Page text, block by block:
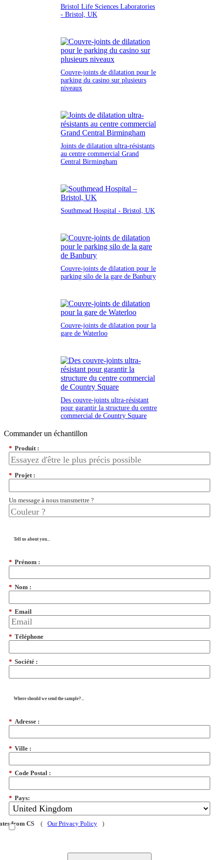
Bristol Life Sciences Laboratories
- Bristol, UK
Couvre-joints de dilatation pour le
parking du casino sur plusieurs
niveaux
Joints de dilatation ultra-résistants
au centre commercial Grand
Central Birmingham
Southmead Hospital - Bristol, UK
Couvre-joints de dilatation pour le
parking silo de la gare de Banbury
Couvre-joints de dilatation pour la
gare de Waterloo
Des couvre-joints ultra-résistant
pour garantir la structure du centre
commercial de Country Square
Commander un échantillon
* Produit :
* Projet :
Un message à nous transmettre ?
Tell us about you...
* Prénom :
* Nom :
* Email
* Téléphone
* Société :
Where should we send the sample?...
* Adresse :
* Ville :
* Code Postal :
* Pays:
from CS ( Our Privacy Policy )